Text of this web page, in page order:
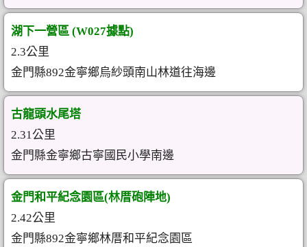
湖下一營區 (W027據點)
2.3公里
金門縣892金寧鄉烏紗頭南山林道往海邊
古龍頭水尾塔
2.31公里
金門縣金寧鄉古寧國民小學南邊
金門和平紀念園區(林厝砲陣地)
2.42公里
金門縣892金寧鄉林厝和平紀念園區